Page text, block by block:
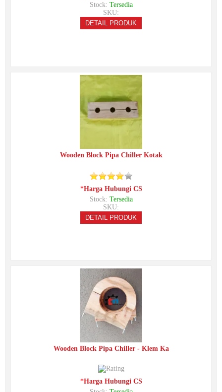
Stock: Tersedia
SKU:
DETAIL PRODUK
Wooden Block Pipa Chiller Kotak
*Harga Hubungi CS
Stock: Tersedia
SKU:
DETAIL PRODUK
Wooden Block Pipa Chiller - Klem Ka
*Harga Hubungi CS